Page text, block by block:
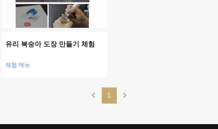
유리 복숭아 도장 만들기 체험
체험 메뉴
chevron_left 1 chevron_right